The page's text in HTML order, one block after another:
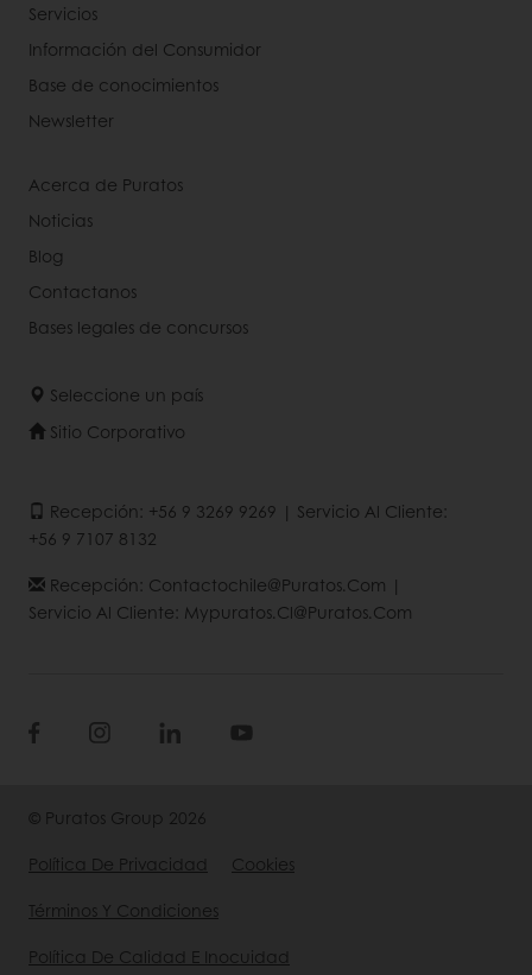
Servicios
Información del Consumidor
Base de conocimientos
Newsletter
Acerca de Puratos
Noticias
Blog
Contactanos
Bases legales de concursos
Seleccione un país
Sitio Corporativo
Recepción: +56 9 3269 9269 | Servicio Al Cliente:
+56 9 7107 8132
Recepción: Contactochile@puratos.com |
Servicio Al Cliente: Mypuratos.cl@puratos.com
© Puratos Group 2026
Política De Privacidad
Cookies
Términos Y Condiciones
Política De Calidad E Inocuidad